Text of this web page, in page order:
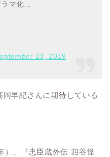
ラマ化…
23, 2019
早紀さんに期待している
）、『忠臣蔵外伝 四谷怪